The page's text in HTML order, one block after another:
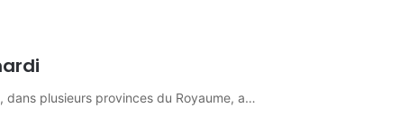
plusieurs provinces du Royaume, a…